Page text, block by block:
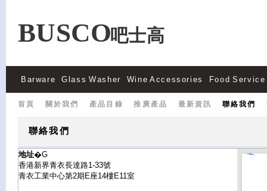
BUSCO吧士高
Barware Glass Washer Wine Accessories Food Service
首頁 關於我們 產品目錄 推廣產品 最新資訊 聯絡我們
聯絡我們
地址�G
香港新界青衣長達路1-33號
青衣工業中心第2期E座14樓E11室